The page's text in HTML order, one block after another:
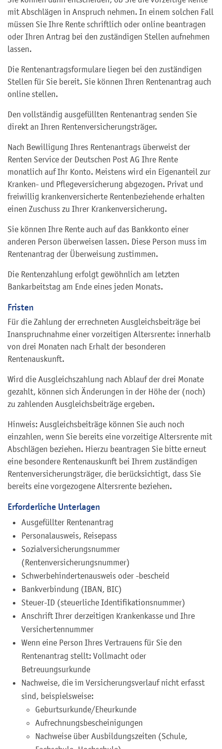
mit Abschlägen in Anspruch nehmen. In einem solchen Fall
müssen Sie Ihre Rente schriftlich oder online beantragen
oder Ihren Antrag bei den zuständigen Stellen aufnehmen
lassen.
Die Rentenantragsformulare liegen bei den zuständigen
Stellen für Sie bereit. Sie können Ihren Rentenantrag auch
online stellen.
Den vollständig ausgefüllten Rentenantrag senden Sie
direkt an Ihren Rentenversicherungsträger.
Nach Bewilligung Ihres Rentenantrags überweist der
Renten Service der Deutschen Post AG Ihre Rente
monatlich auf Ihr Konto. Meistens wird ein Eigenanteil zur
Kranken- und Pflegeversicherung abgezogen. Privat und
freiwillig krankenversicherte Rentenbeziehende erhalten
einen Zuschuss zu Ihrer Krankenversicherung.
Sie können Ihre Rente auch auf das Bankkonto einer
anderen Person überweisen lassen. Diese Person muss im
Rentenantrag der Überweisung zustimmen.
Die Rentenzahlung erfolgt gewöhnlich am letzten
Bankarbeitstag am Ende eines jeden Monats.
Fristen
Für die Zahlung der errechneten Ausgleichsbeiträge bei
Inanspruchnahme einer vorzeitigen Altersrente: innerhalb
von drei Monaten nach Erhalt der besonderen
Rentenauskunft.
Wird die Ausgleichszahlung nach Ablauf der drei Monate
gezahlt, können sich Änderungen in der Höhe der (noch)
zu zahlenden Ausgleichsbeiträge ergeben.
Hinweis: Ausgleichsbeiträge können Sie auch noch
einzahlen, wenn Sie bereits eine vorzeitige Altersrente mit
Abschlägen beziehen. Hierzu beantragen Sie bitte erneut
eine besondere Rentenauskunft bei Ihrem zuständigen
Rentenversicherungsträger, die berücksichtigt, dass Sie
bereits eine vorgezogene Altersrente beziehen.
Erforderliche Unterlagen
Ausgefüllter Rentenantrag
Personalausweis, Reisepass
Sozialversicherungsnummer
(Rentenversicherungsnummer)
Schwerbehindertenausweis oder -bescheid
Bankverbindung (IBAN, BIC)
Steuer-ID (steuerliche Identifikationsnummer)
Anschrift Ihrer derzeitigen Krankenkasse und Ihre
Versichertennummer
Wenn eine Person Ihres Vertrauens für Sie den
Rentenantrag stellt: Vollmacht oder
Betreuungsurkunde
Nachweise, die im Versicherungsverlauf nicht erfasst
sind, beispielsweise:
Geburtsurkunde/Eheurkunde
Aufrechnungsbescheinigungen
Nachweise über Ausbildungszeiten (Schule,